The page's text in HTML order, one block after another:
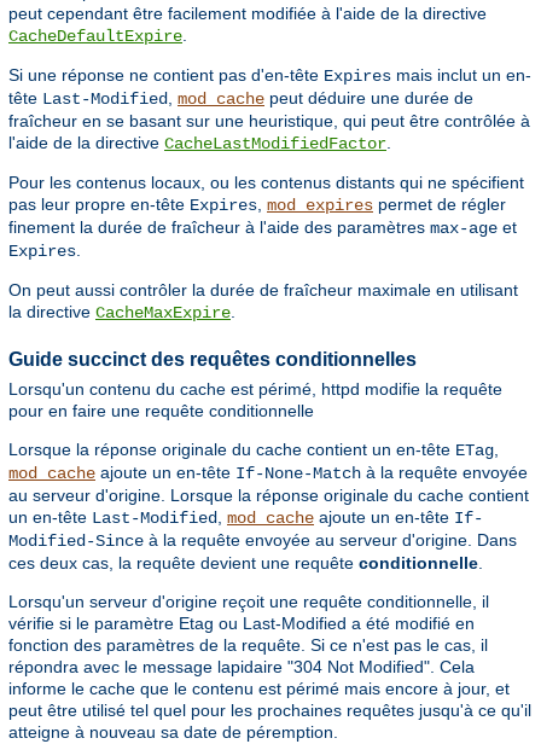
peut cependant être facilement modifiée à l'aide de la directive
CacheDefaultExpire
Si une réponse ne contient pas d'en-tête Expires mais inclut un en-
tête Last-Modified mod_cache peut déduire une durée de
fraîcheur en se basant sur une heuristique, qui peut être contrôlée à
l'aide de la directive CacheLastModifiedFactor
Pour les contenus locaux, ou les contenus distants qui ne spécifient
pas leur propre en-tête Expires mod_expires permet de régler
finement la durée de fraîcheur à l'aide des paramètres max-age et
Expires
On peut aussi contrôler la durée de fraîcheur maximale en utilisant
la directive CacheMaxExpire
Guide succinct des requêtes conditionnelles
Lorsqu'un contenu du cache est périmé, httpd modifie la requête
pour en faire une requête conditionnelle
Lorsque la réponse originale du cache contient un en-tête ETag
mod_cache ajoute un en-tête If-None-Match à la requête envoyée
au serveur d'origine. Lorsque la réponse originale du cache contient
un en-tête Last-Modified mod_cache ajoute un en-tête If-
Modified-Since à la requête envoyée au serveur d'origine. Dans
ces deux cas, la requête devient une requête conditionnelle
Lorsqu'un serveur d'origine reçoit une requête conditionnelle, il
vérifie si le paramètre Etag ou Last-Modified a été modifié en
fonction des paramètres de la requête. Si ce n'est pas le cas, il
répondra avec le message lapidaire "304 Not Modified". Cela
informe le cache que le contenu est périmé mais encore à jour, et
peut être utilisé tel quel pour les prochaines requêtes jusqu'à ce qu'il
atteigne à nouveau sa date de péremption.